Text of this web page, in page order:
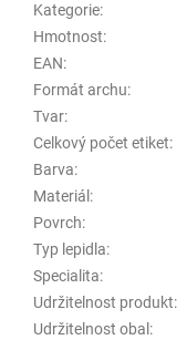
Kategorie:
Hmotnost:
EAN:
Formát archu:
Tvar:
Celkový počet etiket:
Barva:
Materiál :
Povrch:
Typ lepidla:
Specialita:
Udržitelnost produkt:
Udržitelnost obal :